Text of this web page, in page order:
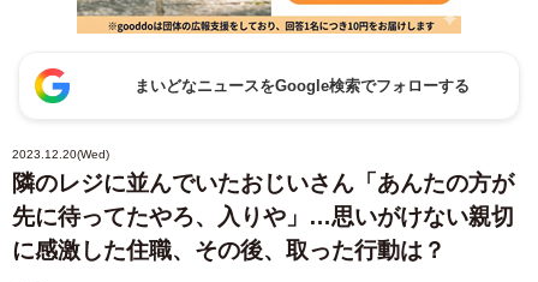
まいどなニュースをGoogle検索でフォローする
2023.12.20(Wed)
隣のレジに並んでいたおじいさん「あんたの方が
先に待ってたやろ、入りや」…思いがけない親切
に感激した住職、その後、取った行動は？